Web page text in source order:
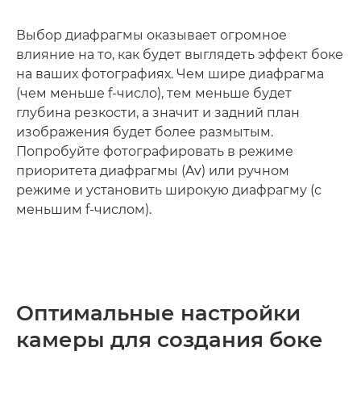
Выбор диафрагмы оказывает огромное
влияние на то, как будет выглядеть эффект боке
на ваших фотографиях. Чем шире диафрагма
(чем меньше f-число), тем меньше будет
глубина резкости, а значит и задний план
изображения будет более размытым.
Попробуйте фотографировать в режиме
приоритета диафрагмы (Av) или ручном
режиме и установить широкую диафрагму (с
меньшим f-числом).
Оптимальные настройки
камеры для создания боке